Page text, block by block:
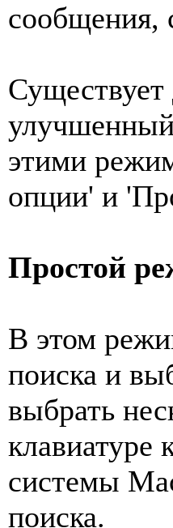
сообщения,
Существует
этими
опции' и
Простой
В этом
поиска и
выбрать
системы
поиска.